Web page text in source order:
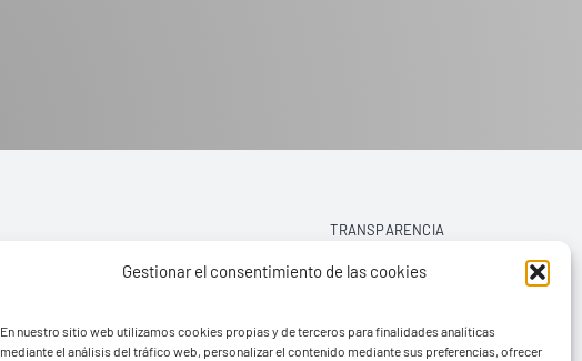
Gestionar el consentimiento de las cookies
En nuestro sitio web utilizamos cookies propias y de terceros para finalidades analíticas
mediante el análisis del tráfico web, personalizar el contenido mediante sus preferencias, ofrecer
TRANSPARENCIA
AVISO LEGAL
POLÍTICA DE PRIVACIDAD